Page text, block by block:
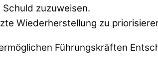
zuzuweisen.
Wiederherstellung zu
Führungskräften